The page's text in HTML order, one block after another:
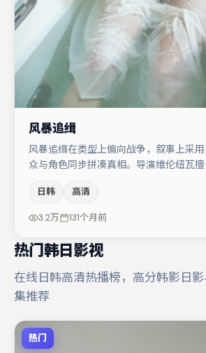
风暴追缉
风暴追缉在类型上偏向战争，叙事上采
众与角色同步拼凑真相。导演维伦纽瓦擅
春、于和伟、谭卓等，角色动机前后呼应
与伏笔的观众。若你偏爱强类型与清晰主
日韩 高清
3.2万 131个月前
热门韩日影视
在线日韩高清热播榜，高分韩影日影
集推荐
热门